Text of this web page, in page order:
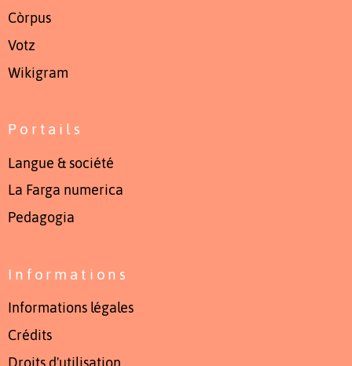
Còrpus
Votz
Wikigram
Portails
Langue & société
La Farga numerica
Pedagogia
Informations
Informations légales
Crédits
Droits d'utilisation